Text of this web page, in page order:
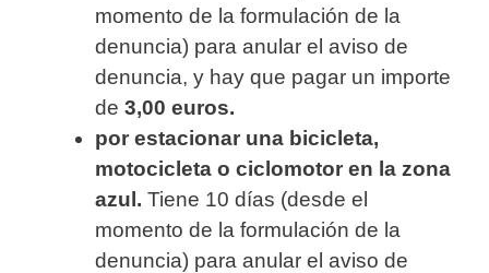
momento de la formulación de la
denuncia) para anular el aviso de
denuncia, y hay que pagar un importe
de 3,00 euros.
por estacionar una bicicleta,
motocicleta o ciclomotor en la zona
azul. Tiene 10 días (desde el
momento de la formulación de la
denuncia) para anular el aviso de